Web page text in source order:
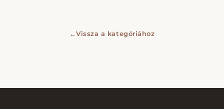
←Vissza a kategóriához